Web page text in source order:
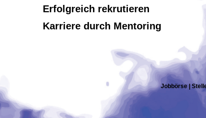
Erfolgreich rekrutieren
Karriere durch Mentoring
Jobbörse |